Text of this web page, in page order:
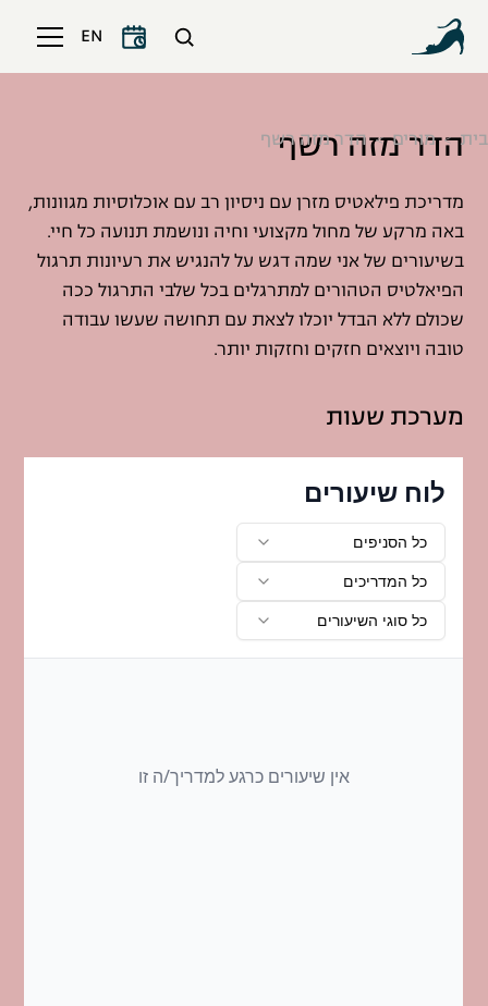
EN
בית מורים הדר מזה רשף
הדר מזה רשף
מדריכת פילאטיס מזרן עם ניסיון רב עם אוכלוסיות מגוונות,
באה מרקע של מחול מקצועי וחיה ונושמת תנועה כל חיי.
בשיעורים של אני שמה דגש על להנגיש את רעיונות תרגול
הפיאלטיס הטהורים למתרגלים בכל שלבי התרגול ככה
שכולם ללא הבדל יוכלו לצאת עם תחושה שעשו עבודה
טובה ויוצאים חזקים וחזקות יותר.
מערכת שעות